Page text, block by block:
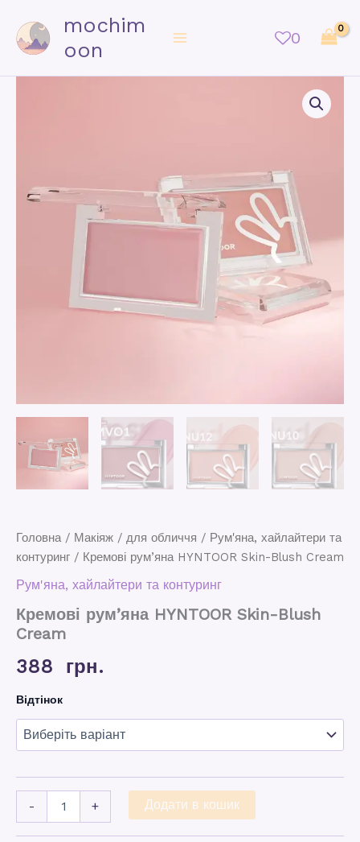
0
mochim
oon
Головна/ Макіяж / для обличчя / Рум'яна, хайлайтери та
контуринг / Кремові рум’яна HYNTOOR Skin-Blush Cream
Рум'яна, хайлайтери та контуринг
Кремові рум’яна HYNTOOR Skin-Blush
Cream
388 грн.
Відтінок
- + Додати в кошик